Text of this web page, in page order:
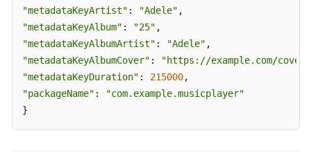
操
作
系
统
取
"metadataKeyArtist" : "Adele"
"metadataKeyAlbum" : "25"
"metadataKeyAlbumArtist" : "Adele"
"metadataKeyAlbumCover" :
"https://example.com/
"metadataKeyDuration" : 215000
"packageName" :
"com.example.musicplayer"
}